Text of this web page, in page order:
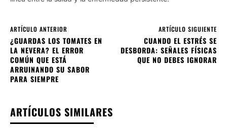
ARTÍCULO ANTERIOR
¿GUARDAS LOS TOMATES EN
LA NEVERA? EL ERROR
COMÚN QUE ESTÁ
ARRUINANDO SU SABOR
PARA SIEMPRE
ARTÍCULO SIGUIENTE
CUANDO EL ESTRÉS SE
DESBORDA: SEÑALES FÍSICAS
QUE NO DEBES IGNORAR
ARTÍCULOS SIMILARES